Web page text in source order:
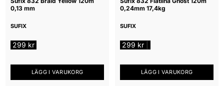
väljas
0,13 mm
SUFIX
299 kr
LÄGG I VARUKORG
0,24mm 17,4kg
SUFIX
299 kr
LÄGG I VARUKORG